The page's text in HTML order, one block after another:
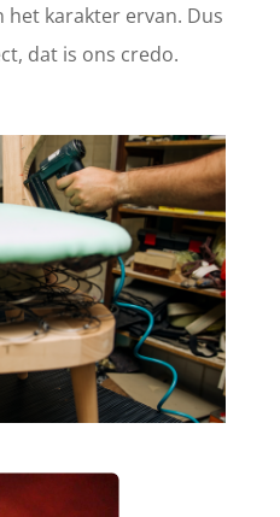
karakter ervan. Dus
dat is ons credo.